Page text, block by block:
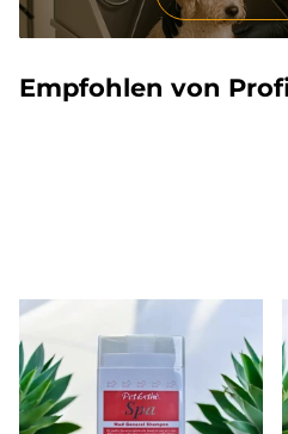
Empfohlen von